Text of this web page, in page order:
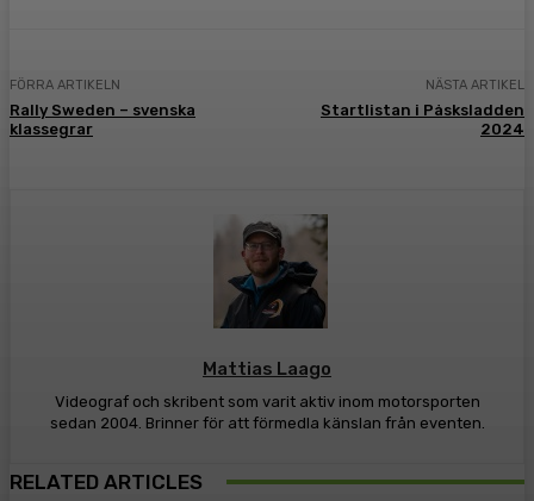
FÖRRA ARTIKELN
Rally Sweden – svenska
klassegrar
NÄSTA ARTIKEL
Startlistan i Påsksladden
2024
Mattias Laago
Videograf och skribent som varit aktiv inom motorsporten
sedan 2004. Brinner för att förmedla känslan från eventen.
RELATED ARTICLES